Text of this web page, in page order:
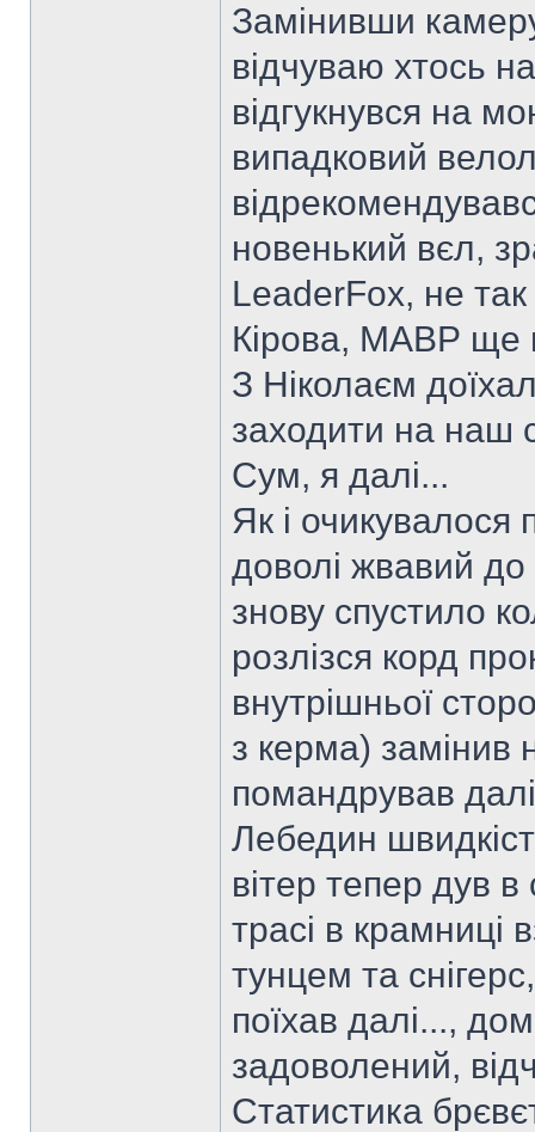
Замінивши
відчуваю хтось
відгукнувся на
випадковий
новенький вєл,
LeaderFox, не
Кірова, МАВР ще
З Ніколаєм
заходити на наш
Сум, я далі...
Як і очикувалося
доволі жвавий
знову спустило
розлізся корд
внутрішньої
з керма) замінив
помандрував
Лебедин
вітер тепер дув
трасі в крамниці
тунцем та
поїхав далі...,
задоволений,
Статистика